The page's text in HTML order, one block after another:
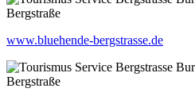
www.bluehende-bergstrasse.de